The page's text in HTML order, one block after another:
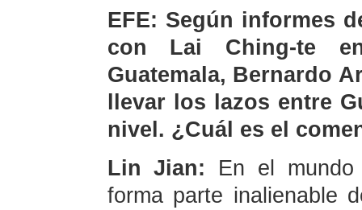
EFE: Según informes
con Lai Ching-te
Guatemala, Bernardo
llevar los lazos entre
nivel. ¿Cuál es el
Lin Jian: En el
forma parte inalienable